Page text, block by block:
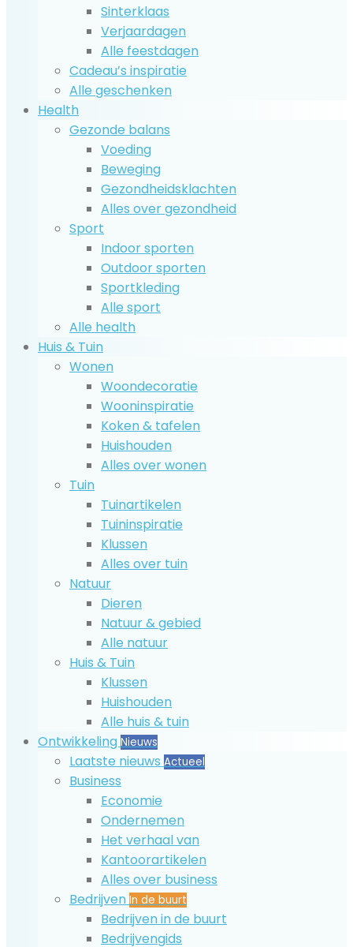
Sinterklaas
Verjaardagen
Alle feestdagen
Cadeau’s inspiratie
Alle geschenken
Health
Gezonde balans
Voeding
Beweging
Gezondheidsklachten
Alles over gezondheid
Sport
Indoor sporten
Outdoor sporten
Sportkleding
Alle sport
Alle health
Huis & Tuin
Wonen
Woondecoratie
Wooninspiratie
Koken & tafelen
Huishouden
Alles over wonen
Tuin
Tuinartikelen
Tuininspiratie
Klussen
Alles over tuin
Natuur
Dieren
Natuur & gebied
Alle natuur
Huis & Tuin
Klussen
Huishouden
Alle huis & tuin
Ontwikkeling Nieuws
Laatste nieuws Actueel
Business
Economie
Ondernemen
Het verhaal van
Kantoorartikelen
Alles over business
Bedrijven In de buurt
Bedrijven in de buurt
Bedrijvengids